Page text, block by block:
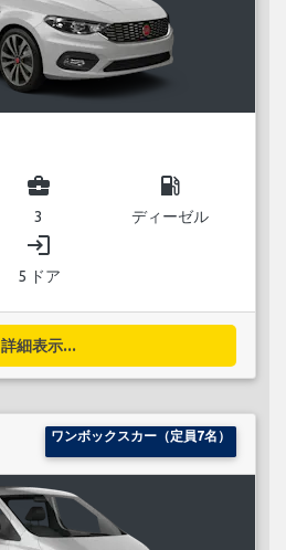
business_center
3
local_gas_station
ディーゼル
login
5 ドア
詳細表示...
ワンボックスカー（定員7名）